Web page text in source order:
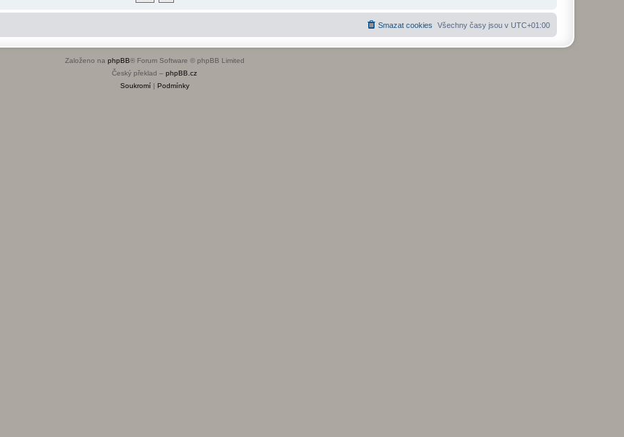
Všechny časy jsou v UTC+01:00
Smazat cookies
Založeno na phpBB® Forum Software © phpBB Limited
Český překlad – phpBB.cz
Soukromí| Podmínky